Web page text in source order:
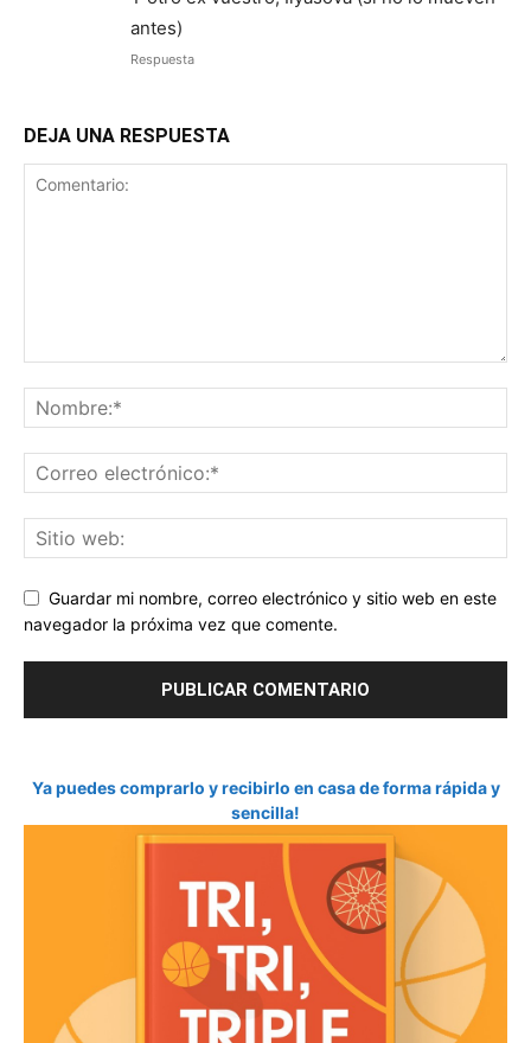
antes)
Respuesta
DEJA UNA RESPUESTA
Guardar mi nombre, correo electrónico y sitio web en este
navegador la próxima vez que comente.
Ya puedes comprarlo y recibirlo en casa de forma rápida y
sencilla!